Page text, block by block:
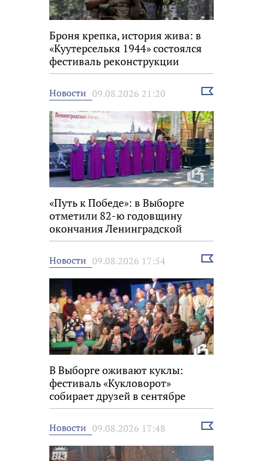
Броня крепка, история жива: в
«Куутерселькя 1944» состоялся
фестиваль реконструкции
Новости 09.08.2026 21:20
Выбрать
«Путь к Победе»: в Выборге
отметили 82-ю годовщину
окончания Ленинградской
битвы
Новости 09.08.2026 17:54
Выбрать
В Выборге оживают куклы:
фестиваль «Кукловорот»
собирает друзей в сентябре
Новости 09.08.2026 17:48
Выбрать